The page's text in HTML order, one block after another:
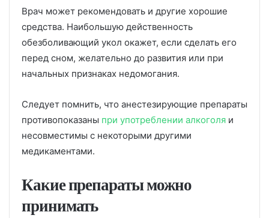
Врач может рекомендовать и другие хорошие
средства. Наибольшую действенность
обезболивающий укол окажет, если сделать его
перед сном, желательно до развития или при
начальных признаках недомогания.
Следует помнить, что анестезирующие препараты
противопоказаны при употреблении алкоголя и
несовместимы с некоторыми другими
медикаментами.
Какие препараты можно
принимать